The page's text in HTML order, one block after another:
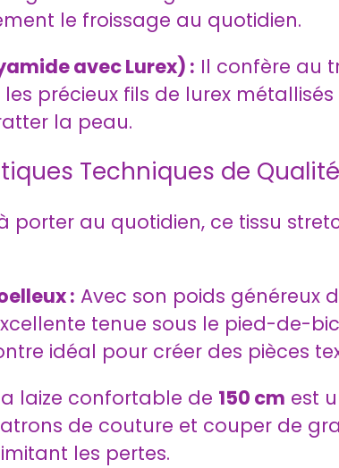
le froissage au quotidien.
avec Lurex) : Il confère au
précieux fils de lurex
la peau.
Techniques de
porter au quotidien, ce tissu
: Avec son poids généreux
tenue sous le pied-de-
idéal pour créer des pièces
laize confortable de 150 cm est
de couture et couper de
les pertes.